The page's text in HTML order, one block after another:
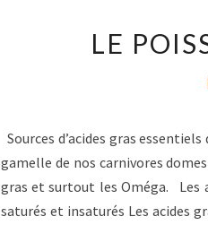
LE
Sources d’acides gras
gamelle de nos carnivores
gras et surtout les Oméga. Les
saturés et insaturés Les acides